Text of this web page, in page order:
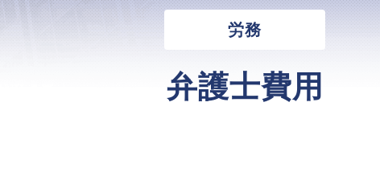
労務
弁護士費用